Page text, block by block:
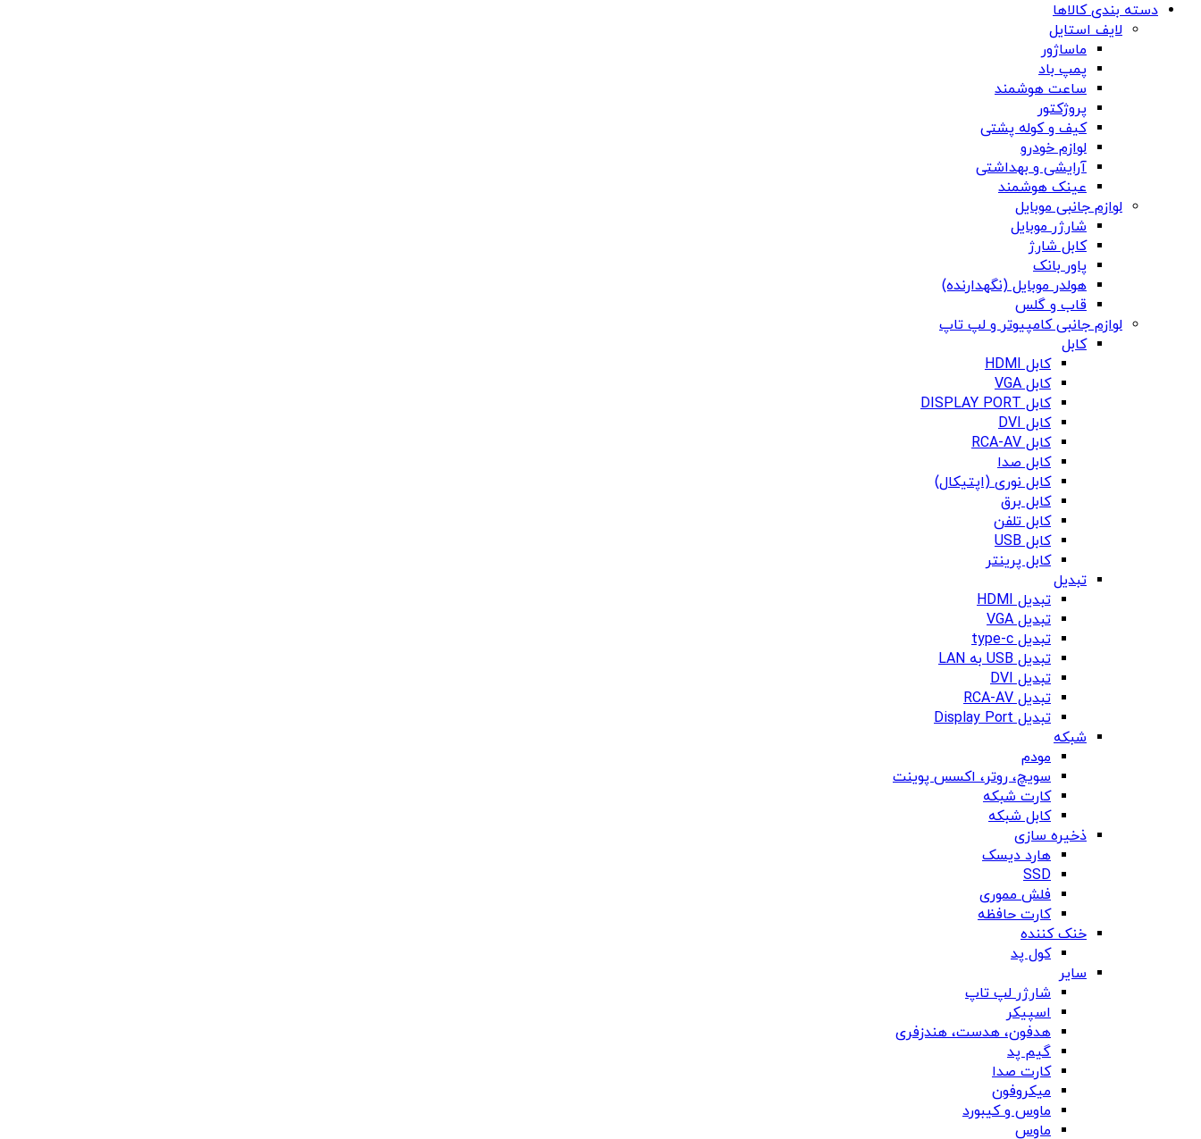
دسته بندی کالاها
لایف استایل
ماساژور
پمپ باد
ساعت هوشمند
پروژکتور
کیف و کوله پشتی
لوازم خودرو
آرایشی و بهداشتی
عینک هوشمند
لوازم جانبی موبایل
شارژر موبایل
کابل شارژ
پاور بانک
هولدر موبایل (نگهدارنده)
قاب و گلس
لوازم جانبی کامپیوتر و لپ تاپ
کابل
کابل HDMI
کابل VGA
کابل DISPLAY PORT
کابل DVI
کابل RCA-AV
کابل صدا
کابل نوری (اپتیکال)
کابل برق
کابل تلفن
کابل USB
کابل پرینتر
تبدیل
تبدیل HDMI
تبدیل VGA
تبدیل type-c
تبدیل USB به LAN
تبدیل DVI
تبدیل RCA-AV
تبدیل Display Port
شبکه
مودم
سویچ، روتر، اکسس پوینت
کارت شبکه
کابل شبکه
ذخیره سازی
هارد دیسک
SSD
فلش مموری
کارت حافظه
خنک کننده
کول پد
سایر
شارژر لپ تاپ
اسپیکر
هدفون، هدست، هندزفری
گیم پد
کارت صدا
میکروفون
ماوس و کیبورد
ماوس